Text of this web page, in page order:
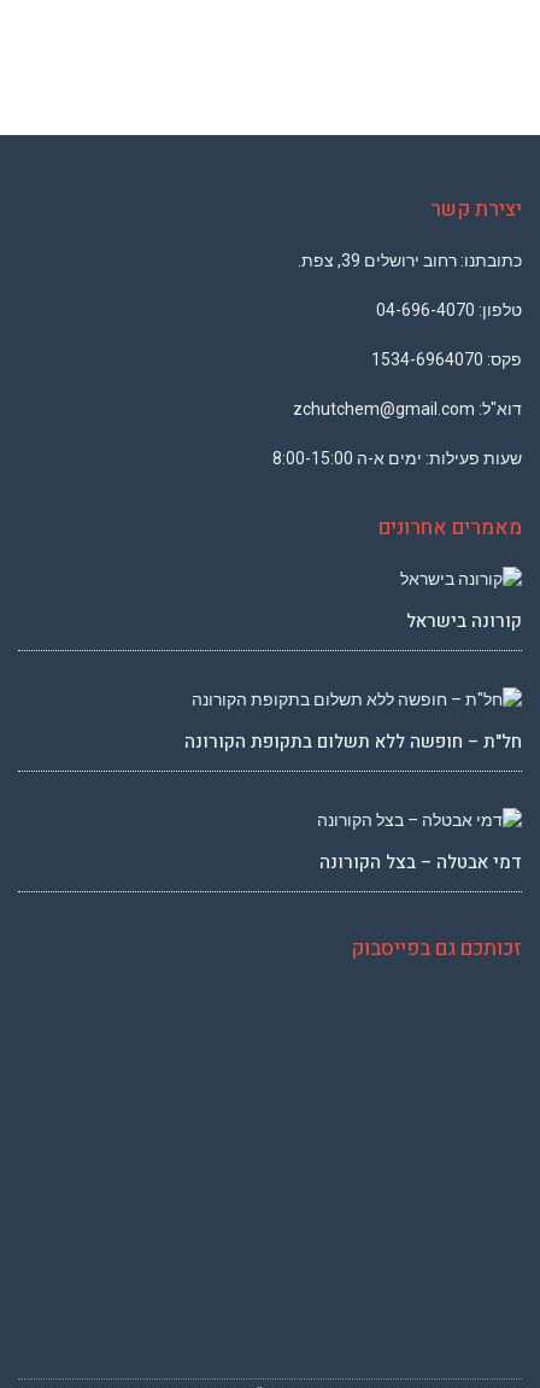
יצירת קשר
כתובתנו: רחוב ירושלים 39, צפת.
טלפון: ‏ 04-696-4070
פקס: 1534-6964070
דוא"ל: zchutchem@gmail.com‬
שעות פעילות: ימים א-ה 8:00-15:00
מאמרים אחרונים
קורונה בישראל
חל"ת – חופשה ללא תשלום בתקופת הקורונה
דמי אבטלה – בצל הקורונה
זכותכם גם בפייסבוק